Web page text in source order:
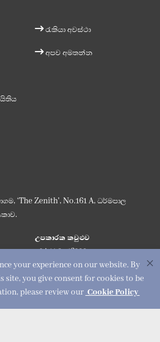
your experience on our website. By
you give consent for cookies to be
please review our Cookie Policy
රැකියා අවස්ථා
අපව අමතන්න
‘The Zenith', No.161 A, ධර්මපාල
උපකාරක කවුළුව
+94 11 2356999